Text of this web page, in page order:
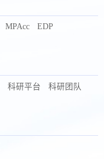
MPAcc
EDP
科研平台
科研团队